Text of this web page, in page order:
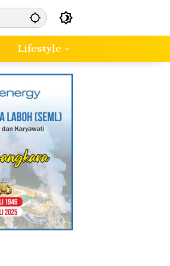
Lifestyle